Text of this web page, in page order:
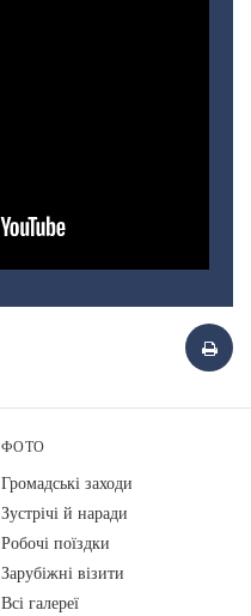
ФОТО
Громадські заходи
Зустрічі й наради
Робочі поїздки
Зарубіжні візити
Всі галереї